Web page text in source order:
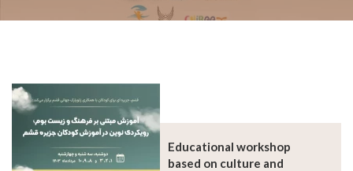
Educational workshop
based on culture and